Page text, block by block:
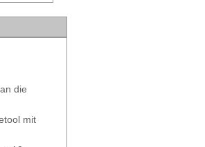
die
mit